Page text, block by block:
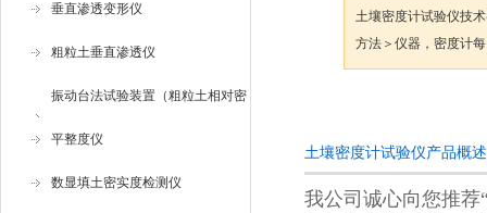
垂直渗透变形仪
粗粒土垂直渗透仪
振动台法试验装置（粗粒土相对密
度试验仪 ）
平整度仪
数显填土密实度检测仪
土壤密度计试验仪技
方法＞仪器，密度计
土壤密度计试验仪产品概
我公司诚心向您推荐